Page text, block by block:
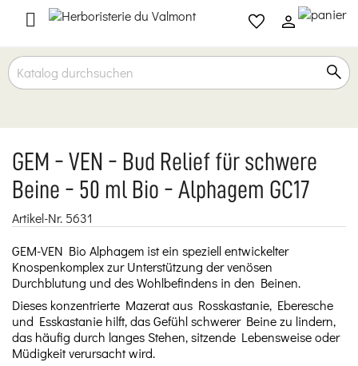

GEM - VEN - Bud Relief für schwere
Beine - 50 ml Bio - Alphagem GC17
Artikel-Nr. 5631
GEM-VEN Bio Alphagem ist ein speziell entwickelter
Knospenkomplex zur Unterstützung der venösen
Durchblutung und des Wohlbefindens in den Beinen.
Dieses konzentrierte Mazerat aus Rosskastanie, Eberesche
und Esskastanie hilft, das Gefühl schwerer Beine zu lindern,
das häufig durch langes Stehen, sitzende Lebensweise oder
Müdigkeit verursacht wird.